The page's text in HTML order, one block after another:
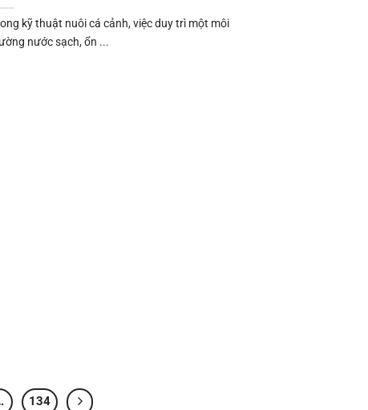
kỹ thuật nuôi cá cảnh, việc duy trì một môi
nước sạch, ổn ...
134